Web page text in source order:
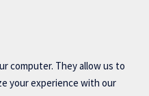
computer. They allow us to
your experience with our